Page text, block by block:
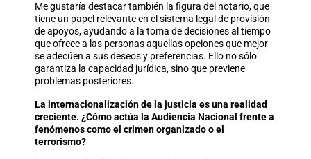
Me gustaría destacar también la figura del notario, que
tiene un papel relevante en el sistema legal de provisión
de apoyos, ayudando a la toma de decisiones al tiempo
que ofrece a las personas aquellas opciones que mejor
se adecúen a sus deseos y preferencias. Ello no sólo
garantiza la capacidad jurídica, sino que previene
problemas posteriores.
La internacionalización de la justicia es una realidad
creciente. ¿Cómo actúa la Audiencia Nacional frente a
fenómenos como el crimen organizado o el
terrorismo?